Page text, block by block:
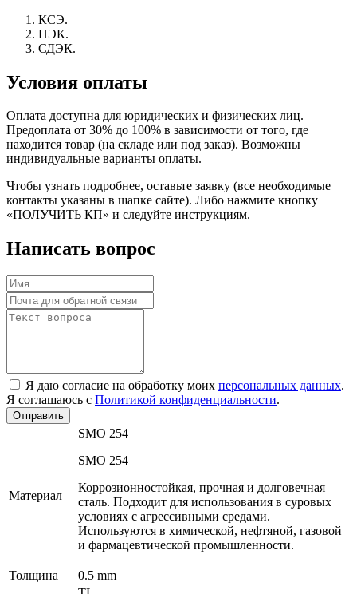
КСЭ.
ПЭК.
СДЭК.
Условия оплаты
Оплата доступна для юридических и физических лиц.
Предоплата от 30% до 100% в зависимости от того, где
находится товар (на складе или под заказ). Возможны
индивидуальные варианты оплаты.
Чтобы узнать подробнее, оставьте заявку (все необходимые
контакты указаны в шапке сайте). Либо нажмите кнопку
«ПОЛУЧИТЬ КП» и следуйте инструкциям.
Написать вопрос
Я даю согласие на обработку моих персональных данных.
Я соглашаюсь с Политикой конфиденциальности.
Отправить
Материал
SMO 254
SMO 254
Коррозионностойкая, прочная и долговечная
сталь. Подходит для использования в суровых
условиях с агрессивными средами.
Используются в химической, нефтяной, газовой
и фармацевтической промышленности.
Толщина
0.5 mm